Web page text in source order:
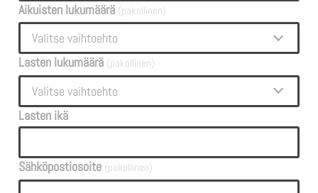
Aikuisten lukumäärä (pakollinen)
Valitse vaihtoehto
Lasten lukumäärä (pakollinen)
Valitse vaihtoehto
Lasten ikä
Sähköpostiosoite (pakollinen)